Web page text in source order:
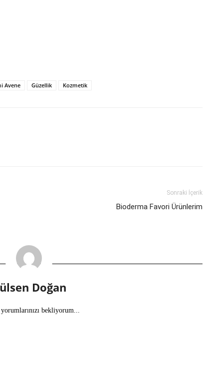
Avene Güzellik Kozmetik
Sonraki İçerik
Bioderma Favori Ürünlerim
Doğan
bekliyorum...